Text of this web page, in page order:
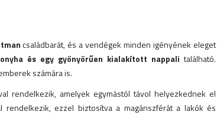
családbarát, és a vendégek minden igényének eleget
és egy gyönyörűen kialakított nappali található.
számára is.
rendelkezik, amelyek egymástól távol helyezkednek el
rendelkezik, ezzel biztosítva a magánszférát a lakók és